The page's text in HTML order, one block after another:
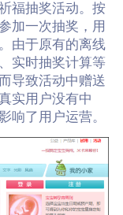
福抽奖活动。按
加一次抽奖，用
由于原有的离线
实时抽奖计算等
导致活动中赠送
实用户没有中
响了用户运营。